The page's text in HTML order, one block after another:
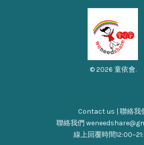
© 2026 童依會.
Contact us | 聯絡我
聯絡我們
線上回覆時間